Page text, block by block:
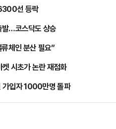
선 등락
…코스닥도 상승
체인 분산 필요”
시초가 논란 재점화
가입자 1000만명 돌파